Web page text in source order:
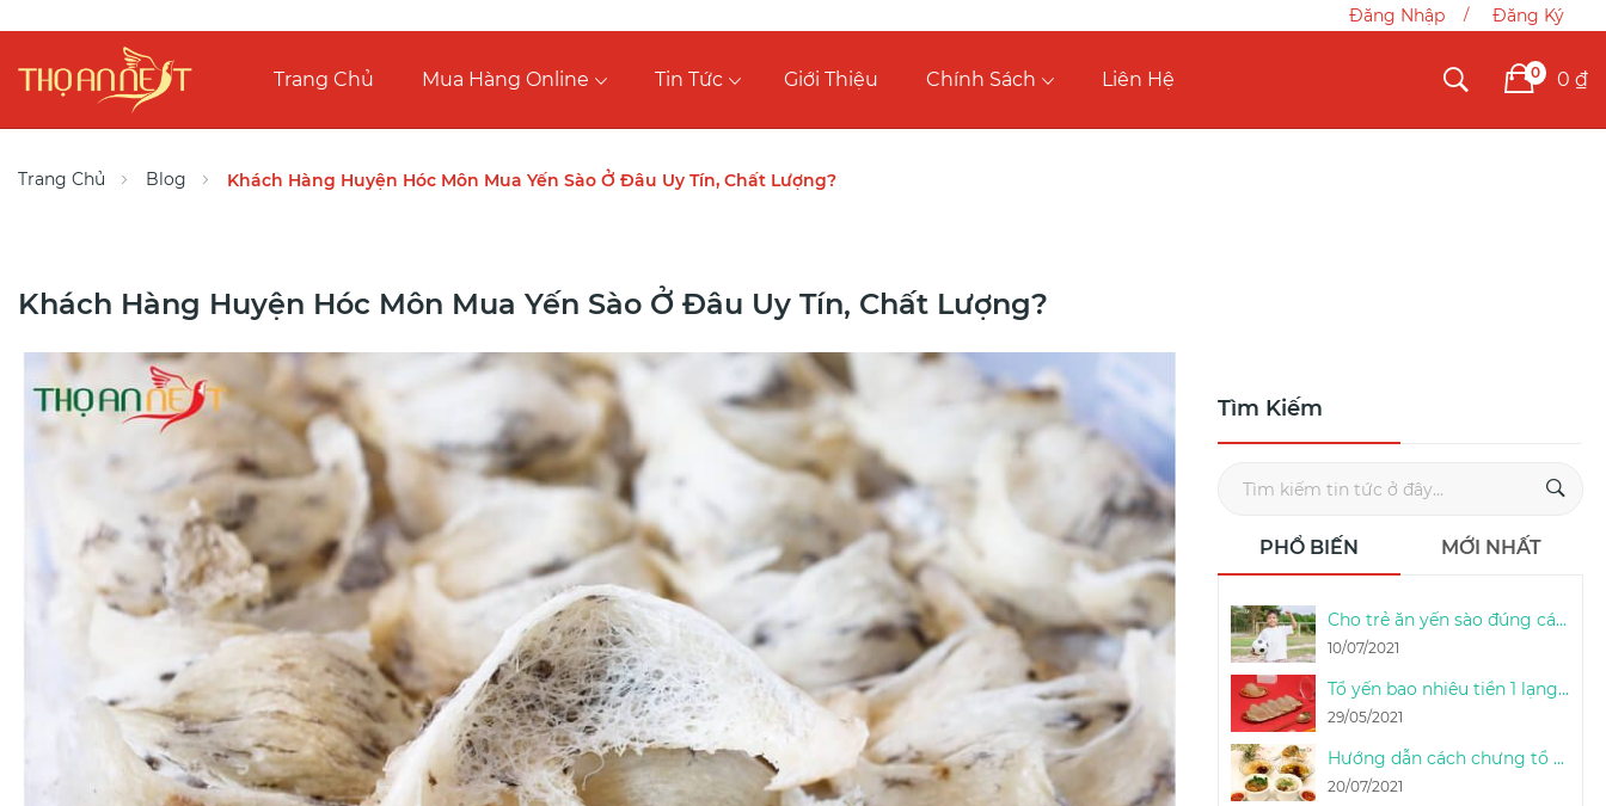
Đăng Nhập Đăng Ký
Trang Chủ Mua Hàng Online Tin Tức Giới Thiệu Chính Sách Liên Hệ 0 0 ₫
Trang Chủ Blog Khách Hàng Huyện Hóc Môn Mua Yến Sào Ở Đâu Uy Tín, Chất Lượng?
Khách Hàng Huyện Hóc Môn Mua Yến Sào Ở Đâu Uy Tín, Chất Lượng?
Tìm Kiếm
PHỔ BIẾN
Cho trẻ ăn yến sào đúng cách & liều lượng sử dụng yến sào cho trẻ em
10/07/2021
Tổ yến bao nhiêu tiền 1 lạng (100g) - 1 Lạng yến thô được bao nhiêu tổ
29/05/2021
Hướng dẫn cách chưng tổ yến sào tươi ngon đúng cách tại nhà - Thọ An Nest
20/07/2021
MỚI NHẤT